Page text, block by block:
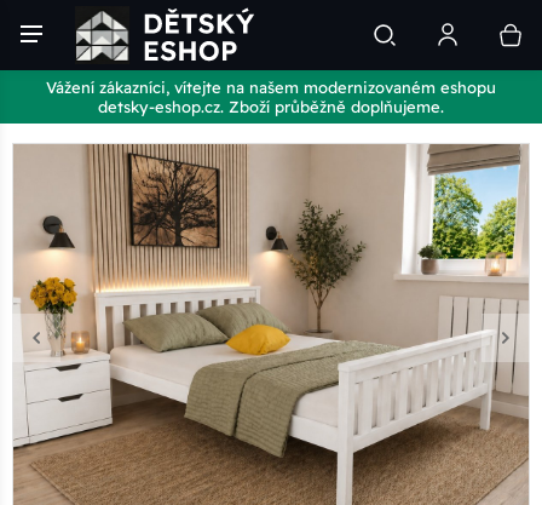
Vážení zákazníci, vítejte na našem modernizovaném eshopu
detsky-eshop.cz. Zboží průběžně doplňujeme.